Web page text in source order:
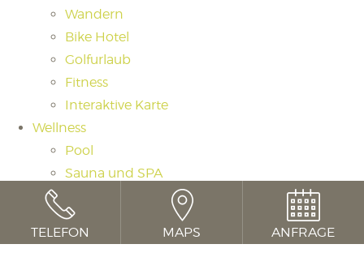
TELEFON MAPS ANFRAGE
Wandern
Bike Hotel
Golfurlaub
Fitness
Interaktive Karte
Wellness
Pool
Sauna und SPA
Massagen und Beauty
Day Spa